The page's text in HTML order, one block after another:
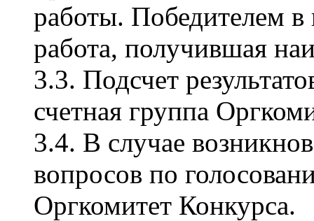
работы. Победителем
работа, получившая
3.3. Подсчет
счетная группа
3.4. В случае
вопросов по
Оргкомитет Конкурса.